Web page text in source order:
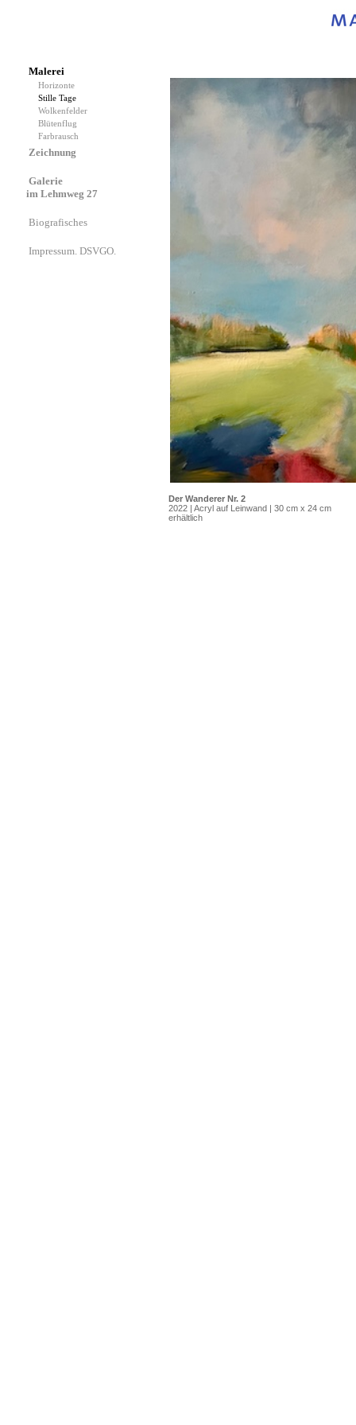
Malerei
Horizonte
Stille Tage
Wolkenfelder
Blütenflug
Farbrausch
Zeichnung
Galerie
im Lehmweg 27
Biografisches
Impressum. DSVGO.
Der Wanderer Nr. 2
2022 | Acryl auf Leinwand | 30 cm x 24 cm
erhältlich